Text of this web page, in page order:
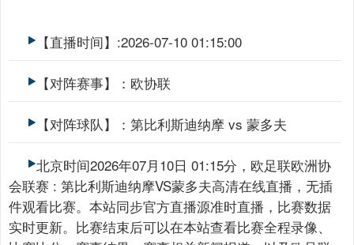
【直播时间】:2026-07-10 01:15:00
【对阵赛事】：欧协联
【对阵球队】：第比利斯迪纳摩 vs 蒙多夫
北京时间2026年07月10日 01:15分，欧足联欧洲协
会联赛 : 第比利斯迪纳摩VS蒙多夫高清在线直播，无插
件观看比赛。本站同步官方直播源准时直播，比赛数据
实时更新。比赛结束后可以在本站查看比赛全程录像、